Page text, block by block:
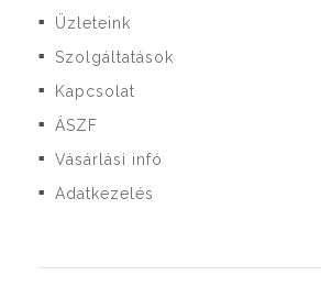
■ Üzleteink
■ Szolgáltatások
■ Kapcsolat
■ ÁSZF
■ Vásárlási infó
■ Adatkezelés